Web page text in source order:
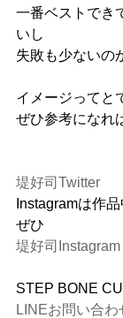
一番ベストでき
いし
失敗も少ないの
イメージってと
ぜひ参考になれ
堤好司Twitter
Instagramは作
ぜひ
堤好司Instagram
STEP BONE
LINEお問い合わ